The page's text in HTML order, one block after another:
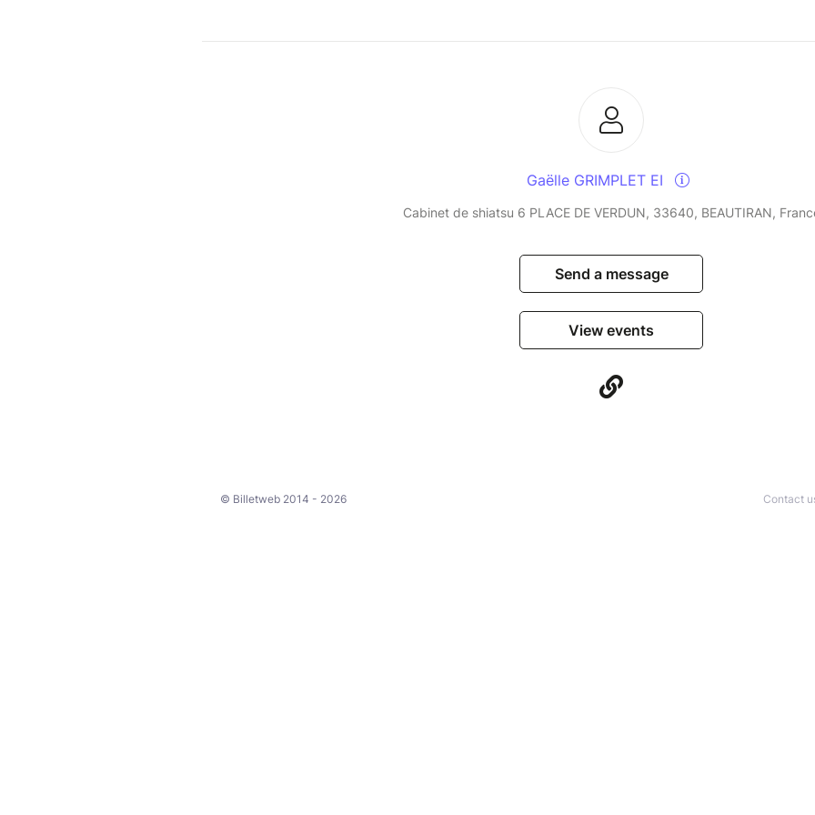
Gaëlle GRIMPLET EI
Cabinet de shiatsu 6 PLACE DE VERDUN, 33640, BEAUTIRAN,
Send a message
View events
© Billetweb 2014 - 2026 Contact